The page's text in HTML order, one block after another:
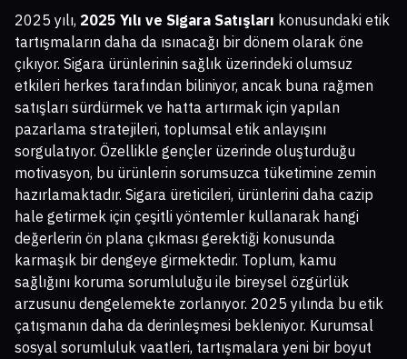
2025 yılı, 2025 Yılı ve Sigara Satışları konusundaki etik
tartışmaların daha da ısınacağı bir dönem olarak öne
çıkıyor. Sigara ürünlerinin sağlık üzerindeki olumsuz
etkileri herkes tarafından biliniyor, ancak buna rağmen
satışları sürdürmek ve hatta artırmak için yapılan
pazarlama stratejileri, toplumsal etik anlayışını
sorgulatıyor. Özellikle gençler üzerinde oluşturduğu
motivasyon, bu ürünlerin sorumsuzca tüketimine zemin
hazırlamaktadır. Sigara üreticileri, ürünlerini daha cazip
hale getirmek için çeşitli yöntemler kullanarak hangi
değerlerin ön plana çıkması gerektiği konusunda
karmaşık bir dengeye girmektedir. Toplum, kamu
sağlığını koruma sorumluluğu ile bireysel özgürlük
arzusunu dengelemekte zorlanıyor. 2025 yılında bu etik
çatışmanın daha da derinleşmesi bekleniyor. Kurumsal
sosyal sorumluluk vaatleri, tartışmalara yeni bir boyut